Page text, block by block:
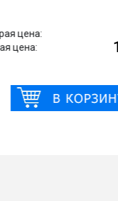
Старая цена:
Новая цена: